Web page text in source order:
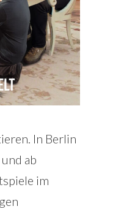
In Berlin
ab
im